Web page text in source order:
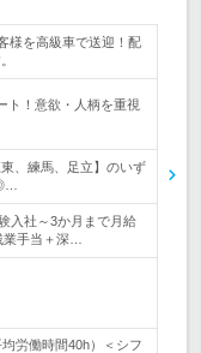
様を高級車で送迎！配
ト！意欲・人柄を重視
、練馬、足立】のいず
入社～3か月まで月給
手当＋深…
労働時間40h）＜シフ